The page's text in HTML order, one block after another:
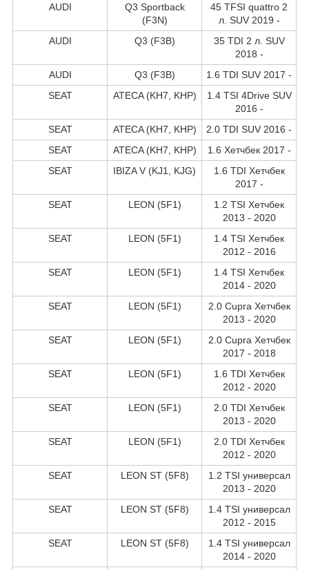
AUDI
Q3 Sportback
(F3N)
45 TFSI quattro 2
л. SUV 2019 -
AUDI
Q3 (F3B)
35 TDI 2 л. SUV
2018 -
AUDI
Q3 (F3B)
1.6 TDI SUV 2017 -
SEAT
ATECA (KH7, KHP)
1.4 TSI 4Drive SUV
2016 -
SEAT
ATECA (KH7, KHP)
2.0 TDI SUV 2016 -
SEAT
ATECA (KH7, KHP)
1.6 Хетчбек 2017 -
SEAT
IBIZA V (KJ1, KJG)
1.6 TDI Хетчбек
2017 -
SEAT
LEON (5F1)
1.2 TSI Хетчбек
2013 - 2020
SEAT
LEON (5F1)
1.4 TSI Хетчбек
2012 - 2016
SEAT
LEON (5F1)
1.4 TSI Хетчбек
2014 - 2020
SEAT
LEON (5F1)
2.0 Cupra Хетчбек
2013 - 2020
SEAT
LEON (5F1)
2.0 Cupra Хетчбек
2017 - 2018
SEAT
LEON (5F1)
1.6 TDI Хетчбек
2012 - 2020
SEAT
LEON (5F1)
2.0 TDI Хетчбек
2013 - 2020
SEAT
LEON (5F1)
2.0 TDI Хетчбек
2012 - 2020
SEAT
LEON ST (5F8)
1.2 TSI универсал
2013 - 2020
SEAT
LEON ST (5F8)
1.4 TSI универсал
2012 - 2015
SEAT
LEON ST (5F8)
1.4 TSI универсал
2014 - 2020